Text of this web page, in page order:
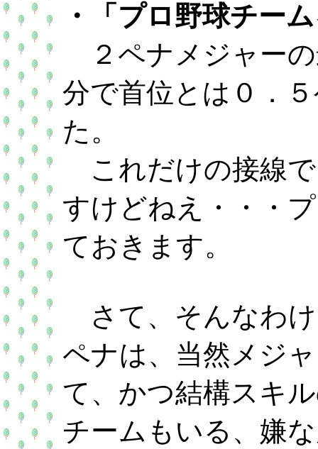
・「プロ野球チー
２ペナメジャーの
分で首位とは０．
た。
これだけの接線
すけどねえ・・・
ておきます。
さて、そんなわ
ペナは、当然メジ
て、かつ結構スキ
チームもいる、嫌